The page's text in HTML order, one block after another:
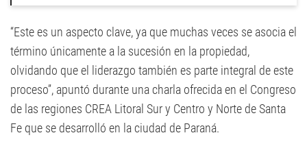
“Este es un aspecto clave, ya que muchas veces se asocia el
término únicamente a la sucesión en la propiedad,
olvidando que el liderazgo también es parte integral de este
proceso”, apuntó durante una charla ofrecida en el Congreso
de las regiones CREA Litoral Sur y Centro y Norte de Santa
Fe que se desarrolló en la ciudad de Paraná.